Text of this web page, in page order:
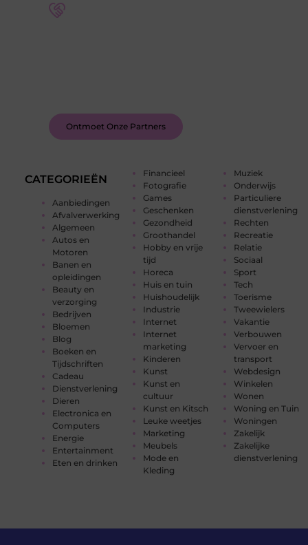
CATEGORIEËN
Aanbiedingen
Afvalverwerking
Algemeen
Autos en
Motoren
Banen en
opleidingen
Beauty en
verzorging
Bedrijven
Bloemen
Blog
Boeken en
Tijdschriften
Cadeau
Dienstverlening
Dieren
Electronica en
Computers
Energie
Entertainment
Eten en drinken
Financieel
Fotografie
Games
Geschenken
Gezondheid
Groothandel
Hobby en vrije
tijd
Horeca
Huis en tuin
Huishoudelijk
Industrie
Internet
Internet
marketing
Kinderen
Kunst
Kunst en
cultuur
Kunst en Kitsch
Leuke weetjes
Marketing
Meubels
Mode en
Kleding
Muziek
Onderwijs
Particuliere
dienstverlening
Rechten
Recreatie
Relatie
Sociaal
Sport
Tech
Toerisme
Tweewielers
Vakantie
Verbouwen
Vervoer en
transport
Webdesign
Winkelen
Wonen
Woning en Tuin
Woningen
Zakelijk
Zakelijke
dienstverlening
Ontmoet Onze Partners